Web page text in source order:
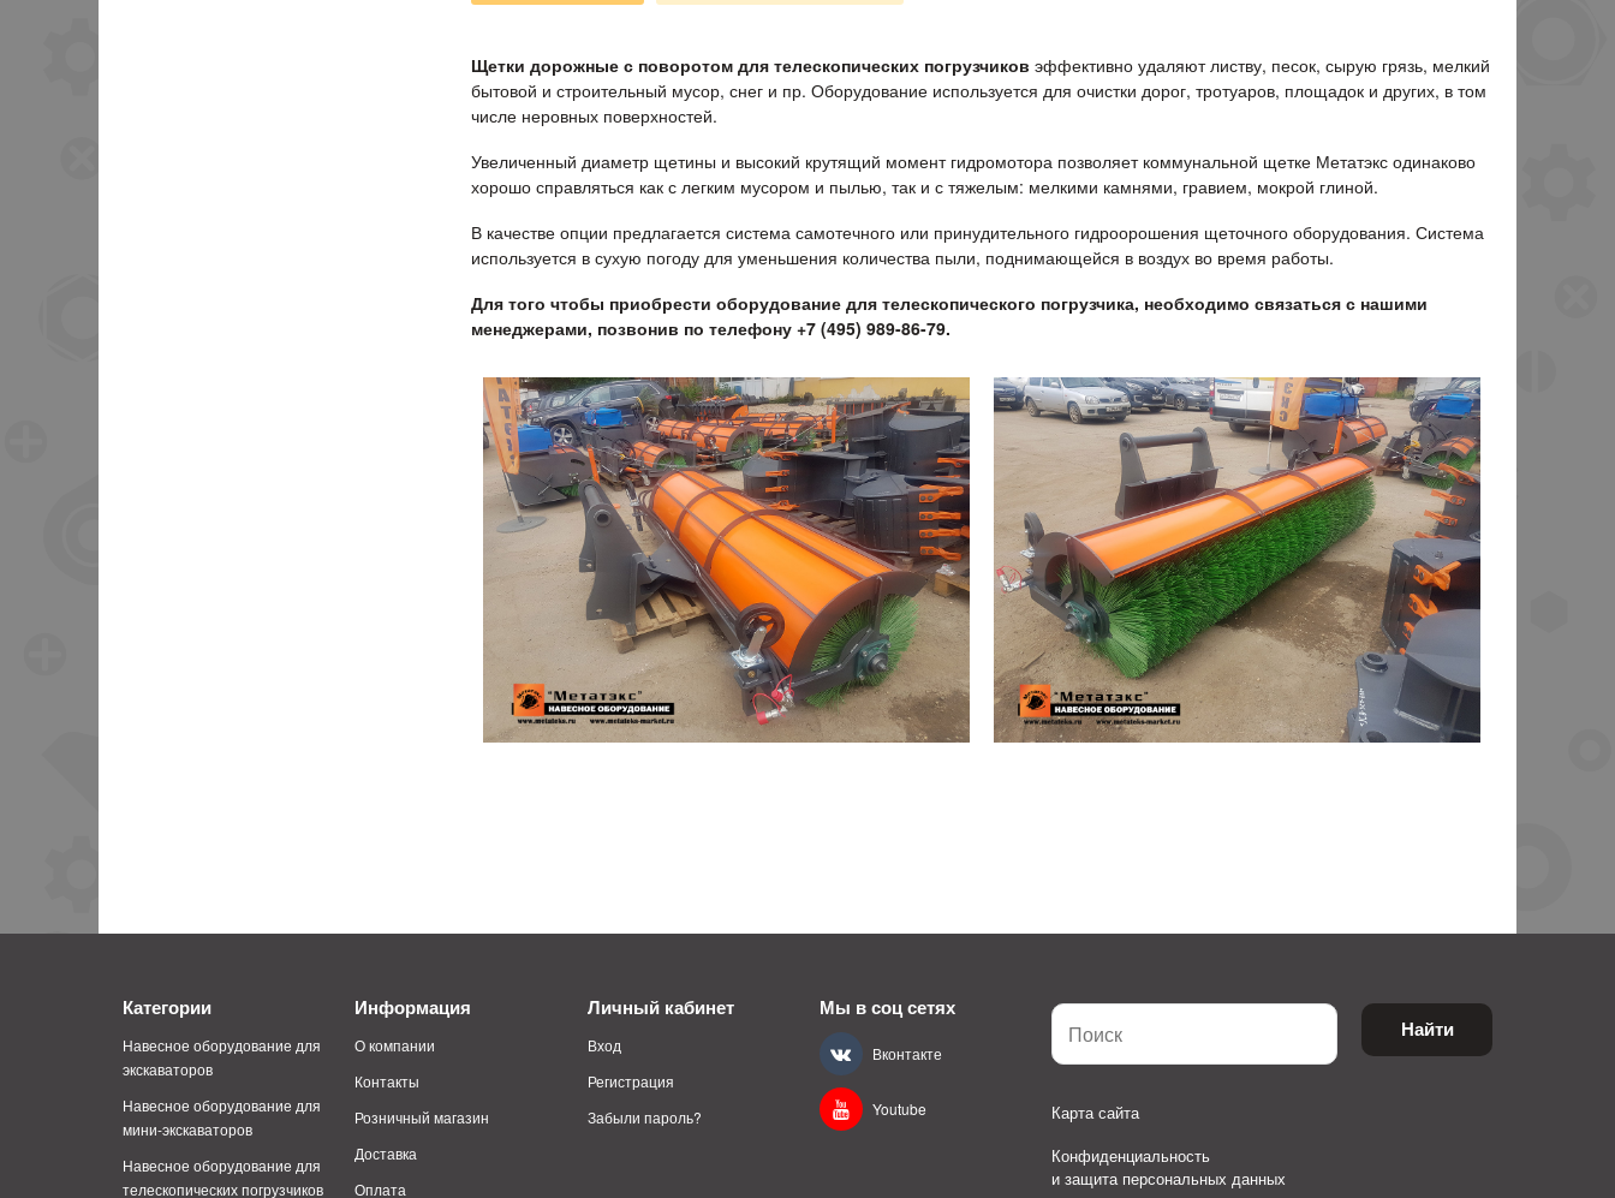
Щетки дорожные с поворотом для телескопических погрузчиков эффективно удаляют листву, песок, сырую грязь, мелкий
бытовой и строительный мусор, снег и пр. Оборудование используется для очистки дорог, тротуаров, площадок и других, в том
числе неровных поверхностей.
Увеличенный диаметр щетины и высокий крутящий момент гидромотора позволяет коммунальной щетке Метатэкс одинаково
хорошо справляться как с легким мусором и пылью, так и с тяжелым: мелкими камнями, гравием, мокрой глиной.
В качестве опции предлагается система самотечного или принудительного гидроорошения щеточного оборудования. Система
используется в сухую погоду для уменьшения количества пыли, поднимающейся в воздух во время работы.
Для того чтобы приобрести оборудование для телескопического погрузчика, необходимо связаться с нашими
менеджерами, позвонив по телефону +7 (495) 989-86-79.
Категории
Навесное оборудование для
экскаваторов
Навесное оборудование для
мини-экскаваторов
Навесное оборудование для
телескопических погрузчиков
Информация
О компании
Контакты
Розничный магазин
Доставка
Оплата
Личный кабинет
Вход
Регистрация
Забыли пароль?
Мы в соц сетях
Вконтакте
Youtube
Найти
Карта сайта
Конфиденциальность
и защита персональных данных